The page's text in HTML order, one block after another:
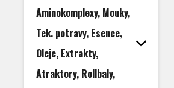
Aminokomplexy, Mouky,
Tek. potravy, Esence,
Oleje, Extrakty,
Atraktory, Rollbaly,